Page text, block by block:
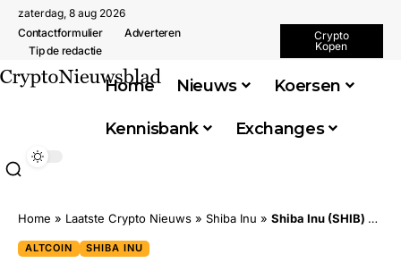
zaterdag, 8 aug 2026
Contactformulier
Adverteren
Tip de redactie
Crypto
Kopen
Home Nieuws Koersen
Kennisbank Exchanges
Home » Laatste Crypto Nieuws » Shiba Inu » Shiba Inu (SHIB) volume explodeert 560% in één uur op Kraken
ALTCOIN SHIBA INU